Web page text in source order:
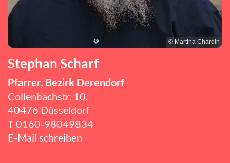
© Martina Chardin
Stephan Scharf
Pfarrer, Bezirk Derendorf
Collenbachstr. 10,
40476 Düsseldorf
T0160-98049834
E-Mail schreiben